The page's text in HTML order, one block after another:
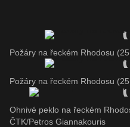
Požáry na řeckém Rhodosu
Požáry na řeckém Rhodosu
Ohnivé peklo na řeckém
ČTK/Petros Giannakouris